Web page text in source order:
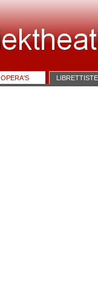
OPERA'S